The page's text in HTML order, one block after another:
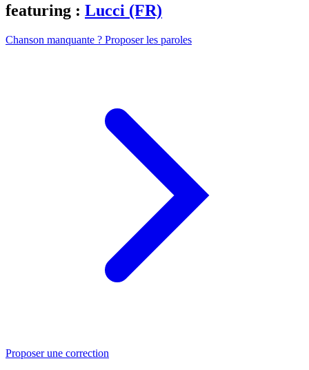
featuring : Lucci (FR)
Chanson manquante ? Proposer les paroles
Proposer une correction